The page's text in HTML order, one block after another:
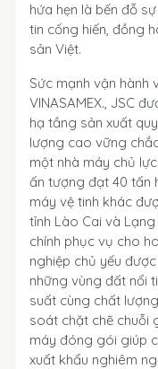
hứa hẹn là bến đỗ
tin cống hiến, đồng
sản Việt.
Sức mạnh vận
VINASAMEX., JSC
hạ tầng sản xuất
lượng cao vững
một nhà máy chủ
ấn tượng đạt 40 tấn
máy vệ tinh khác
tỉnh Lào Cai và
chính phục vụ cho
nghiệp chủ yếu
những vùng đất nổi
suất cùng chất
soát chặt chẽ chuỗi
máy đóng gói giúp
xuất khẩu nghiêm